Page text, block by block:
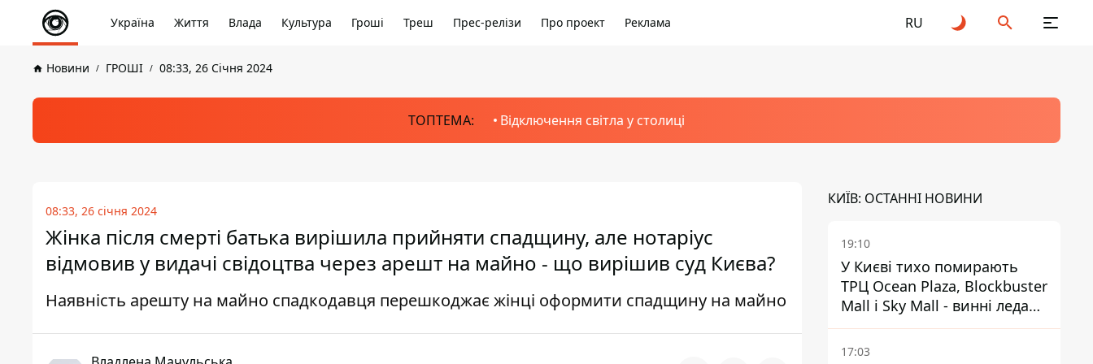
Україна Життя Влада Культура Гроші Треш Прес-релізи Про проект Реклама RU
Новини ГРОШІ 08:33, 26 Січня 2024
ТОПТЕМА: Відключення світла у столиці
08:33, 26 січня 2024
Жінка після смерті батька вирішила прийняти спадщину, але нотаріус
відмовив у видачі свідоцтва через арешт на майно - що вирішив суд Києва?
Наявність арешту на майно спадкодавця перешкоджає жінці оформити спадщину на майно
КИЇВ: ОСТАННІ НОВИНИ
19:10
У Києві тихо помирають
ТРЦ Ocean Plaza, Blockbuster
Mall і Sky Mall - винні ледачі
менеджери й канібалізм
17:03